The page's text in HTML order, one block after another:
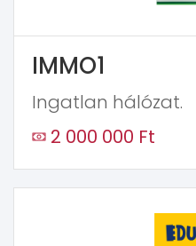
IMMO1
Ingatlan hálózat.
2 000 000 Ft